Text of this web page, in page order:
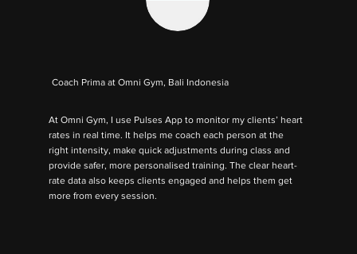
Coach Prima at Omni Gym, Bali Indonesia
At Omni Gym, I use Pulses App to monitor my clients’ heart
rates in real time. It helps me coach each person at the
right intensity, make quick adjustments during class and
provide safer, more personalised training. The clear heart-
rate data also keeps clients engaged and helps them get
more from every session.